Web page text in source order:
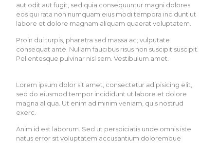
aut odit aut fugit, sed quia consequuntur magni dolores
eos qui rata non numquam eius modi tempora incidunt ut
labore et dolore magnam aliquam quaerat voluptatem.
Proin dui turpis, pharetra sed massa ac; vulputate
consequat ante. Nullam faucibus risus non suscipit suscipit.
Pellentesque pulvinar nisl sem. Vestibulum amet.
Lorem ipsum dolor sit amet, consectetur adipisicing elit,
sed do eiusmod tempor incididunt ut labore et dolore
magna aliqua. Ut enim ad minim veniam, quis nostrud
exerc.
Anim id est laborum. Sed ut perspiciatis unde omnis iste
natus error sit voluptatem accusantium doloremque